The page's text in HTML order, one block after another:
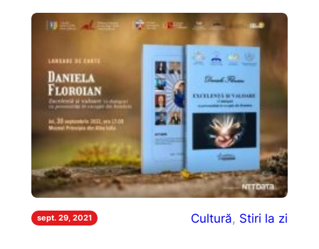
sept. 29, 2021 Cultură, Stiri la zi